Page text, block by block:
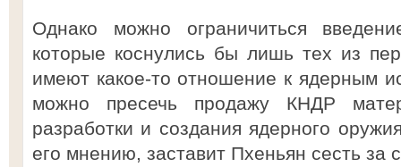
Однако можно ограничиться
которые коснулись бы лишь тех из
имеют какое-то отношение к ядерным
можно пресечь продажу КНДР
разработки и создания ядерного
его мнению, заставит Пхеньян сесть за